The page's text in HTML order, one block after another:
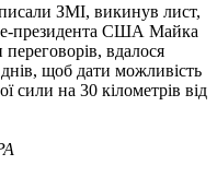
ЗМІ, викинув лист,
президента США Майка
вдалося
щоб дати можливість
сили на 30 кілометрів від